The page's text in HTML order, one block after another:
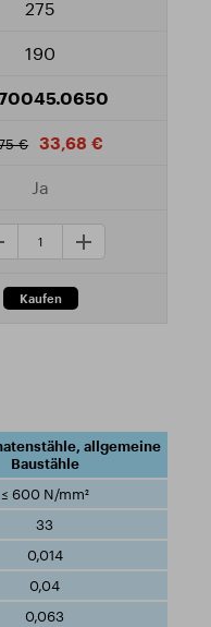
275
190
€ 33,68 €
Ja
allgemeine
Baustähle
≤ 600 N/mm²
33
0,014
0,04
0,063